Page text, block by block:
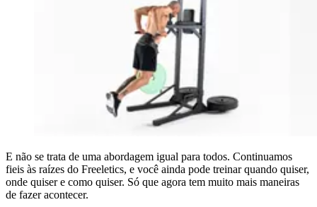
E não se trata de uma abordagem igual para todos. Continuamos
fieis às raízes do Freeletics, e você ainda pode treinar quando quiser,
onde quiser e como quiser. Só que agora tem muito mais maneiras
de fazer acontecer.